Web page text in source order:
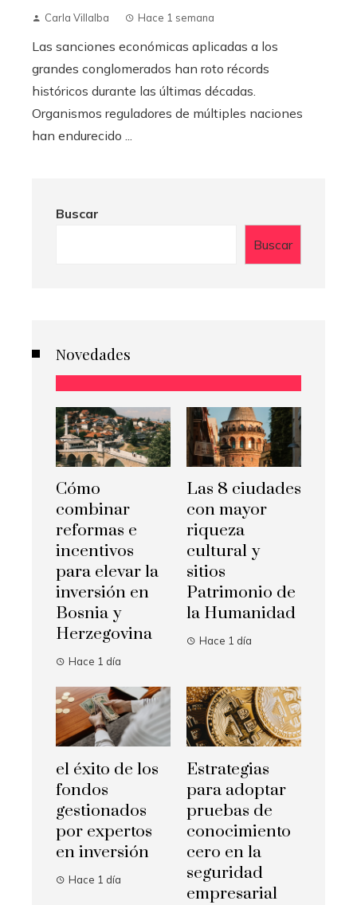
Carla Villalba Hace 1 semana
Las sanciones económicas aplicadas a los
grandes conglomerados han roto récords
históricos durante las últimas décadas.
Organismos reguladores de múltiples naciones
han endurecido ...
Buscar
Buscar
Novedades
Cómo
combinar
reformas e
incentivos
para elevar la
inversión en
Bosnia y
Herzegovina
Hace 1 día
Las 8 ciudades
con mayor
riqueza
cultural y
sitios
Patrimonio de
la Humanidad
Hace 1 día
el éxito de los
fondos
gestionados
por expertos
en inversión
Hace 1 día
Estrategias
para adoptar
pruebas de
conocimiento
cero en la
seguridad
empresarial